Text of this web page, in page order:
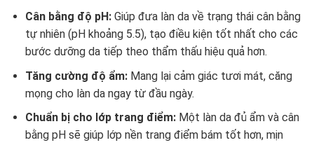
Cân bằng độ pH:Giúp đưa làn da về trạng thái cân bằng
tự nhiên (pH khoảng 5.5), tạo điều kiện tốt nhất cho các
bước dưỡng da tiếp theo thẩm thấu hiệu quả hơn.
Tăng cường độ ẩm:Mang lại cảm giác tươi mát, căng
mọng cho làn da ngay từ đầu ngày.
Chuẩn bị cho lớp trang điểm:Một làn da đủ ẩm và cân
bằng pH sẽ giúp lớp nền trang điểm bám tốt hơn, mịn